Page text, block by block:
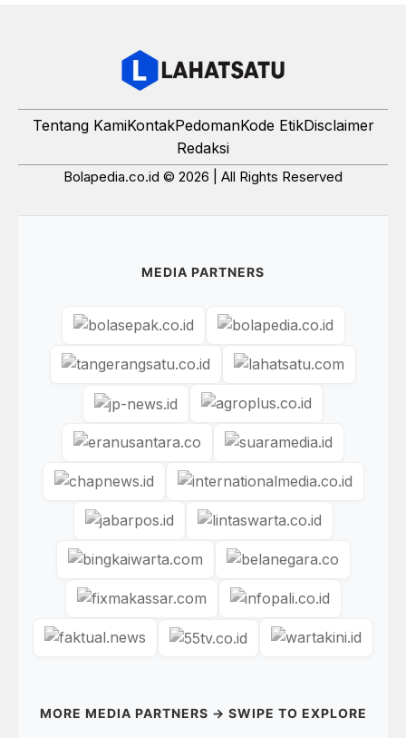
Tentang KamiKontakPedomanKode EtikDisclaimer
Redaksi
Bolapedia.co.id © 2026 | All Rights Reserved
MEDIA PARTNERS
MORE MEDIA PARTNERS → SWIPE TO EXPLORE